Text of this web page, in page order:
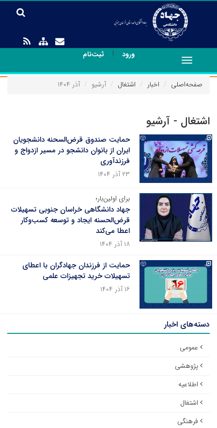
ورود | ثبت‌نام
Toggle
navigation
صفحه‌اصلی
اخبار اشتغال آرشیو آذر ۱۴۰۴
اشتغال - آرشیو
حمایت صندوق قرض‌السحنه دانشجویان
ایران از بانوان دانشجو در مسیر ازدواج و
فرزندآوری
۲۳ آذر ۱۴۰۴
برای اولین‌بار؛
جهاد دانشگاهی خراسان جنوبی تسهیلات
قرض‌الحسنه ایجاد و توسعه کسب‌وکار
اعطا می‌کند
۱۸ آذر ۱۴۰۴
حمایت از فرزندان جهادگران با اعطای
تسهیلات خرید تجهیزات علمی
۱۶ آذر ۱۴۰۴
دسته‌های اخبار
عمومی
پژوهشی
اطلاعیه
اشتغال
فرهنگی